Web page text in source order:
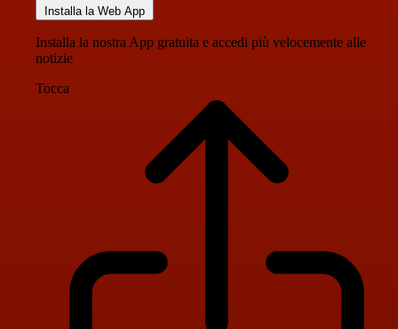
Installa la Web App
Installa la nostra App gratuita e accedi più velocemente alle
notizie
Tocca